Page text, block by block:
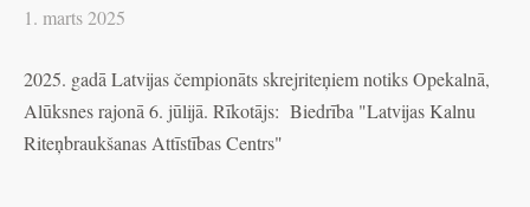
1. marts 2025
2025. gadā Latvijas čempionāts skrejriteņiem notiks Opekalnā,
Alūksnes rajonā 6. jūlijā. Rīkotājs: Biedrība "Latvijas Kalnu
Riteņbraukšanas Attīstības Centrs"